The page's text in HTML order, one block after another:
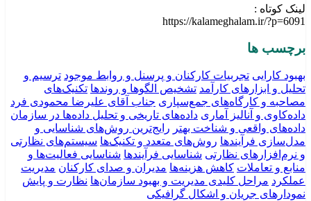
لینک کوتاه :
https://kalameghalam.ir/?p=6091
برچسب ها
بهبود کارایی تجربیات کارکنان و پرسنل و روابط موجود ترسیم و
تحلیل و ابزارهای کارآمد تشخیص الگوها و روندها تکنیک‌های
مصاحبه و کارگاه‌های جمع‌سپاری جناب آقای علیرضا محمودی فرد
داده‌کاوی و آنالیز آماری داده‌های تاریخی و تحلیل داده‌ها در سازمان
داده‌های واقعی و شناخت بهتر رایج‌ترین روش‌های شناسایی و
مدل‌سازی فرآیندها روش‌های متعدد و تکنیک‌ها سیستم‌های نظارتی
و نرم‌افزارهای نظارتی شناسایی فرآیندها شناسایی فعالیت‌ها و
منابع و تعاملات کاهش هزینه‌ها مدیران و صدای کارکنان مدیریت
عملکرد مراحل کلیدی مدیریت و بهبود سازمان‌ها نظارت و پایش
نمودارهای جریان و اشکال گرافیکی